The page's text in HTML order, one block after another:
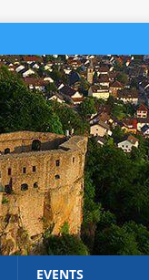
EVENTS